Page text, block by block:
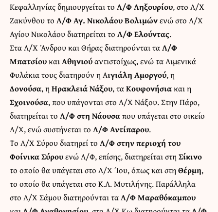
Κεφαλληνίας δημιουργείται το Λ/Φ Ληξουρίου, στο Λ/Χ
Ζακύνθου το Λ/Φ Αγ. Νικολάου Βολιμώνενώ στο Λ/Χ
Αγίου Νικολάου διατηρείται το Λ/Φ Ελούντας.
Στα Λ/Χ Άνδρου και Θήρας διατηρούνται ταΛ/Φ
ΜπατσίουκαιΑθηνιούαντιστοίχως, ενώ τα Λιμενικά
Φυλάκια τους διατηρούν η Αιγιάλη Αμοργού, η
Δονούσα, η Ηρακλειά Νάξου, ταΚουφονήσιακαι η
Σχοινούσα, που υπάγονται στο Λ/Χ Νάξου. Στην Πάρο,
διατηρείται το Λ/Φ στη Νάουσαπου υπάγεται στο οικείο
Λ/Χ, ενώ συστήνεται το Λ/Φ Αντίπαρου.
Το Λ/Χ Σύρου διατηρεί το Λ/Φ στην περιοχή του
Φοίνικα Σύρουενώ Λ/Φ, επίσης, διατηρείται στη Σίκινο
το οποίο θα υπάγεται στο Λ/Χ Ίου, όπως και στη Θέρμη,
το οποίο θα υπάγεται στο Κ.Λ. Μυτιλήνης. Παράλληλα
στο Λ/Χ Σάμου διατηρούνται ταΛ/Φ Μαραθόκαμπου